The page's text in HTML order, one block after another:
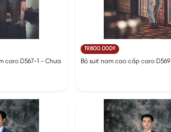
caro D567-1 - Chưa
19.800.000₫
Bộ suit nam cao cấp caro